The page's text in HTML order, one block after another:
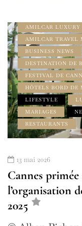
AMILCAR LUXURY
AMILCAR TRAVEL
BUSINESS NEWS
DESTINATION DE
FESTIVAL DE
HÔTELS BORD DE
LIFESTYLE
MARIAGES
RESTAURANTS
13 mai 2026
Cannes
l’organisation
2025